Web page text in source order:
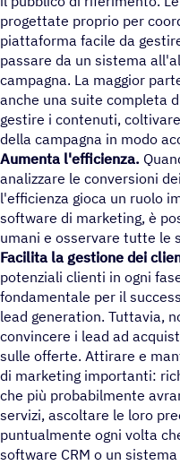
progettate proprio per
piattaforma facile da
passare da un sistema
campagna. La maggior
anche una suite completa
gestire i contenuti,
della campagna in modo
Aumenta l'efficienza.
analizzare le conversioni
l'efficienza gioca un ruolo
software di marketing, è
umani e osservare tutte le
Facilita la gestione dei
potenziali clienti in ogni
fondamentale per il
lead generation. Tuttavia,
convincere i lead ad
sulle offerte. Attirare e
di marketing importanti:
che più probabilmente
servizi, ascoltare le loro
puntualmente ogni volta
software CRM o un